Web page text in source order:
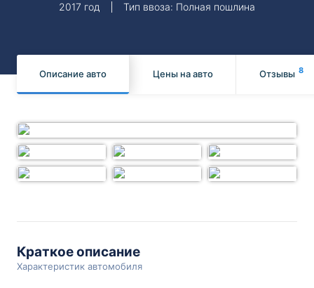
2017 год Тип ввоза: Полная пошлина
Описание авто Цены на авто Отзывы 8
Краткое описание
Характеристик автомобиля